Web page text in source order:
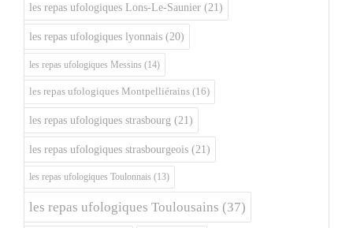
les repas ufologiques Lons-Le-Saunier (21)
les repas ufologiques lyonnais (20)
les repas ufologiques Messins (14)
les repas ufologiques Montpelliérains (16)
les repas ufologiques strasbourg (21)
les repas ufologiques strasbourgeois (21)
les repas ufologiques Toulonnais (13)
les repas ufologiques Toulousains (37)